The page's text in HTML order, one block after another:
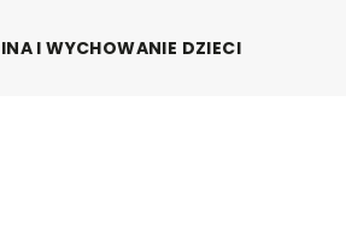
I WYCHOWANIE DZIECI